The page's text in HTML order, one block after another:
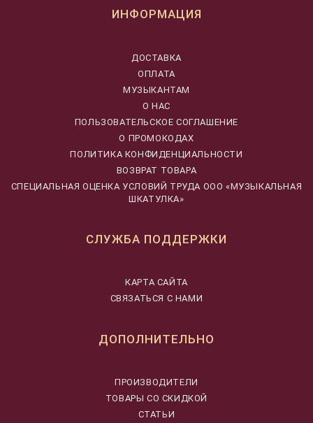
ИНФОРМАЦИЯ
ДОСТАВКА
ОПЛАТА
МУЗЫКАНТАМ
О НАС
ПОЛЬЗОВАТЕЛЬСКОЕ СОГЛАШЕНИЕ
О ПРОМОКОДАХ
ПОЛИТИКА КОНФИДЕНЦИАЛЬНОСТИ
ВОЗВРАТ ТОВАРА
CПЕЦИАЛЬНАЯ ОЦЕНКА УСЛОВИЙ ТРУДА ООО «МУЗЫКАЛЬНАЯ
ШКАТУЛКА»
СЛУЖБА ПОДДЕРЖКИ
КАРТА САЙТА
СВЯЗАТЬСЯ С НАМИ
ДОПОЛНИТЕЛЬНО
ПРОИЗВОДИТЕЛИ
ТОВАРЫ СО СКИДКОЙ
СТАТЬИ